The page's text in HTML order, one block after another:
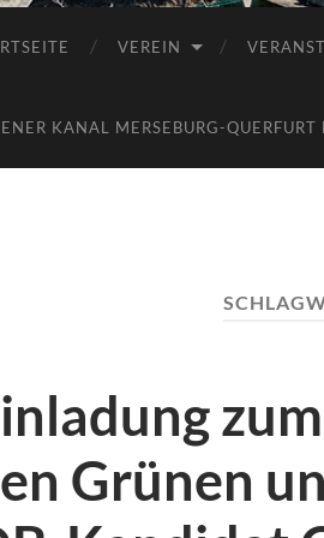
VEREIN
KANAL MERSEBURG-QUERFURT
Grünen